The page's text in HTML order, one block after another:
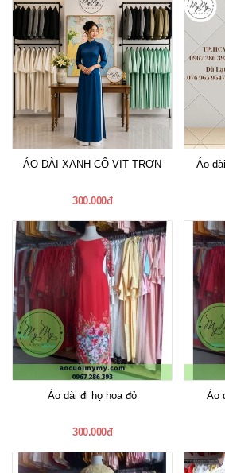
ÁO DÀI XANH CỔ VỊT TRƠN
300.000đ
Áo
Áo dài đi họ hoa đỏ
300.000đ
Áo